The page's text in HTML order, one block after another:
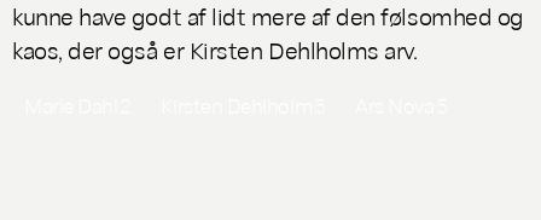
kunne have godt af lidt mere af den følsomhed og
kaos, der også er Kirsten Dehlholms arv.